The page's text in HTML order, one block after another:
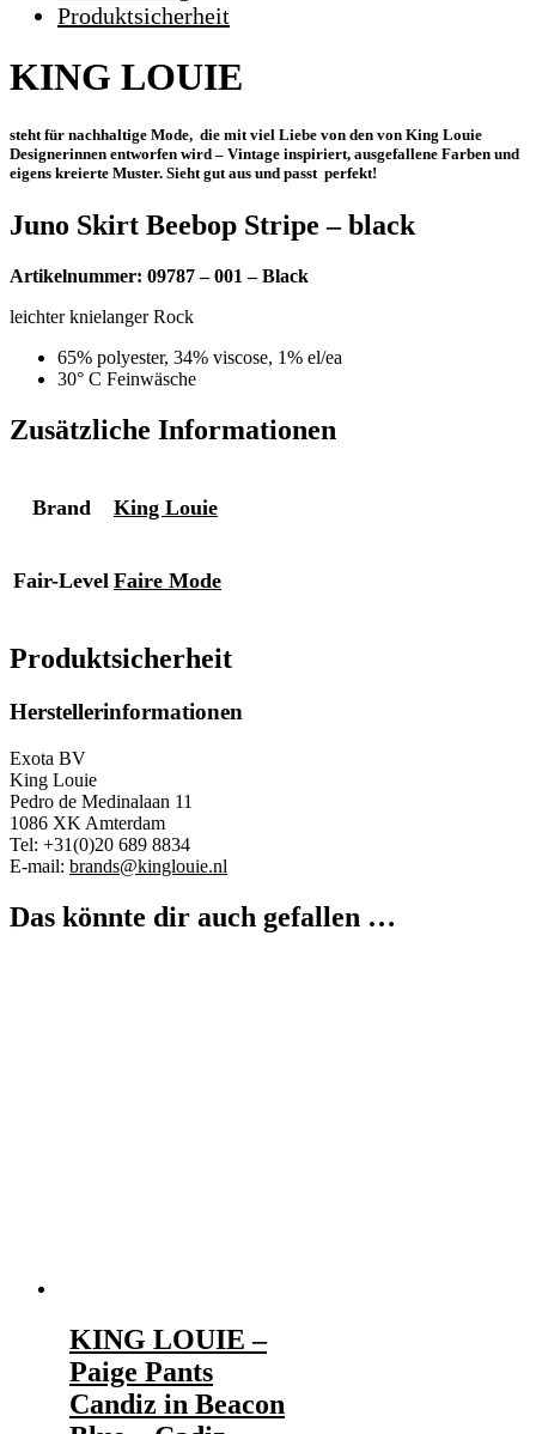
Produktsicherheit
KING LOUIE
steht für nachhaltige Mode, die mit viel Liebe von den von King Louie
Designerinnen entworfen wird – Vintage inspiriert, ausgefallene Farben und
eigens kreierte Muster. Sieht gut aus und passt perfekt!
Juno Skirt Beebop Stripe – black
Artikelnummer: 09787 – 001 – Black
leichter knielanger Rock
65% polyester, 34% viscose, 1% el/ea
30° C Feinwäsche
Zusätzliche Informationen
Brand King Louie
Fair-Level Faire Mode
Produktsicherheit
Herstellerinformationen
Exota BV
King Louie
Pedro de Medinalaan 11
1086 XK Amterdam
Tel: +31(0)20 689 8834
E-mail: brands@kinglouie.nl
Das könnte dir auch gefallen …
KING LOUIE –
Paige Pants
Candiz in Beacon